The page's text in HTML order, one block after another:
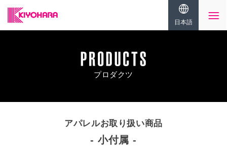
日本語
プロダクツ
アパレルお取り扱い商品
小付属